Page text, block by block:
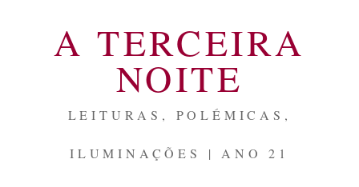
A TERCEIRA
NOITE
LEITURAS, POLÉMICAS,
ILUMINAÇÕES | ANO 21